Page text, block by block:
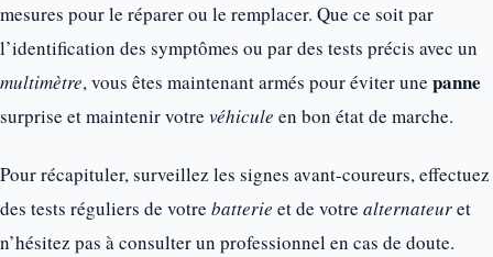
mesures pour le réparer ou le remplacer. Que ce soit par
l’identification des symptômes ou par des tests précis avec un
multimètre, vous êtes maintenant armés pour éviter une panne
surprise et maintenir votre véhicule en bon état de marche.
Pour récapituler, surveillez les signes avant-coureurs, effectuez
des tests réguliers de votre batterie et de votre alternateuret
n’hésitez pas à consulter un professionnel en cas de doute.